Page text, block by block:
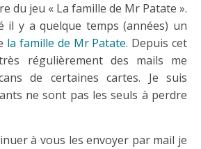
du jeu « La famille de Mr Patate ».
il y a quelque temps (années) un
la famille de Mr Patate. Depuis cet
régulièrement des mails me
de certaines cartes. Je suis
ne sont pas les seuls à perdre
à vous les envoyer par mail je